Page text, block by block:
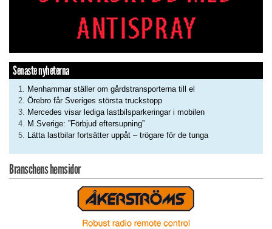
Senaste nyheterna
Menhammar ställer om gårdstransporterna till el
Örebro får Sveriges största truckstopp
Mercedes visar lediga lastbilsparkeringar i mobilen
M Sverige: ”Förbjud eftersupning”
Lätta lastbilar fortsätter uppåt – trögare för de tunga
Branschens hemsidor